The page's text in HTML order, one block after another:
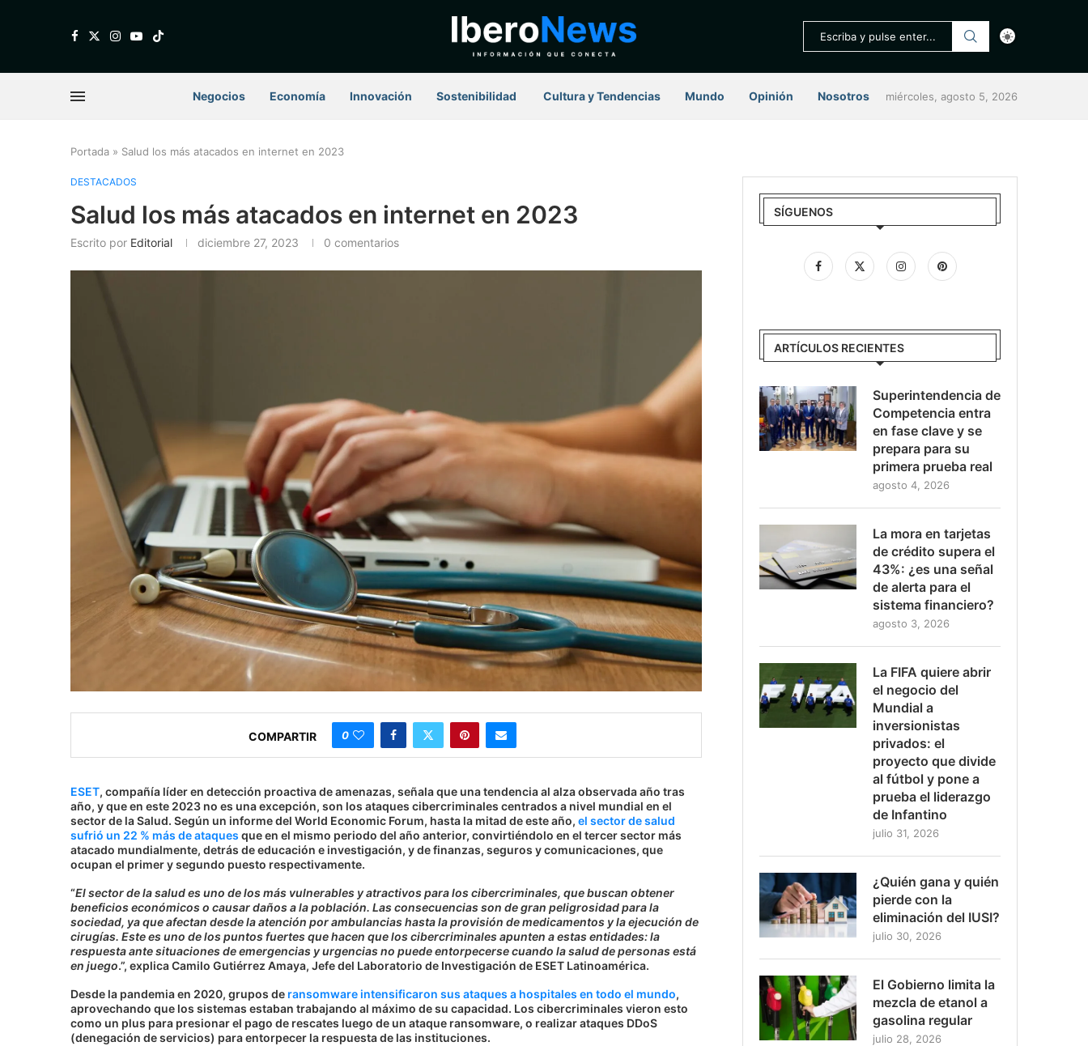
Negocios Economía Innovación Sostenibilidad ⁠ Cultura y Tendencias Mundo Opinión Nosotros miércoles, agosto 5, 2026
Portada » Salud los más atacados en internet en 2023
DESTACADOS
Salud los más atacados en internet en 2023
Escrito por Editorial diciembre 27, 2023 0 comentarios
COMPARTIR 0
ESET, compañía líder en detección proactiva de amenazas, señala que una tendencia al alza observada año tras
año, y que en este 2023 no es una excepción, son los ataques cibercriminales centrados a nivel mundial en el
sector de la Salud. Según un informe del World Economic Forum, hasta la mitad de este año, el sector de salud
sufrió un 22 % más de ataques que en el mismo periodo del año anterior, convirtiéndolo en el tercer sector más
atacado mundialmente, detrás de educación e investigación, y de finanzas, seguros y comunicaciones, que
ocupan el primer y segundo puesto respectivamente.
“El sector de la salud es uno de los más vulnerables y atractivos para los cibercriminales, que buscan obtener
beneficios económicos o causar daños a la población. Las consecuencias son de gran peligrosidad para la
sociedad, ya que afectan desde la atención por ambulancias hasta la provisión de medicamentos y la ejecución de
cirugías. Este es uno de los puntos fuertes que hacen que los cibercriminales apunten a estas entidades: la
respuesta ante situaciones de emergencias y urgencias no puede entorpecerse cuando la salud de personas está
en juego.”, explica Camilo Gutiérrez Amaya, Jefe del Laboratorio de Investigación de ESET Latinoamérica.
Desde la pandemia en 2020, grupos de ransomware intensificaron sus ataques a hospitales en todo el mundo,
aprovechando que los sistemas estaban trabajando al máximo de su capacidad. Los cibercriminales vieron esto
como un plus para presionar el pago de rescates luego de un ataque ransomware, o realizar ataques DDoS
(denegación de servicios) para entorpecer la respuesta de las instituciones.
SÍGUENOS
ARTÍCULOS RECIENTES
Superintendencia de
Competencia entra
en fase clave y se
prepara para su
primera prueba real
agosto 4, 2026
La mora en tarjetas
de crédito supera el
43%: ¿es una señal
de alerta para el
sistema financiero?
agosto 3, 2026
La FIFA quiere abrir
el negocio del
Mundial a
inversionistas
privados: el
proyecto que divide
al fútbol y pone a
prueba el liderazgo
de Infantino
julio 31, 2026
¿Quién gana y quién
pierde con la
eliminación del IUSI?
julio 30, 2026
El Gobierno limita la
mezcla de etanol a
gasolina regular
julio 28, 2026